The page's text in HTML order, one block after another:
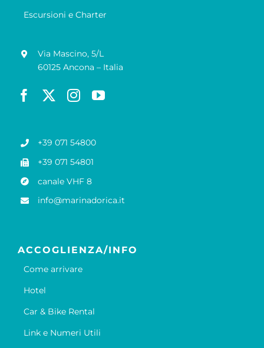
Escursioni e Charter
Via Mascino, 5/L
60125 Ancona – Italia
+39 071 54800
+39 071 54801
canale VHF 8
info@marinadorica.it
ACCOGLIENZA/INFO
Come arrivare
Hotel
Car & Bike Rental
Link e Numeri Utili